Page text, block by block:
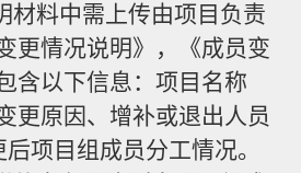
材料中需上传由项目负责
更情况说明》，《成员变
含以下信息：项目名称
更原因、增补或退出人员
项目组成员分工情况。